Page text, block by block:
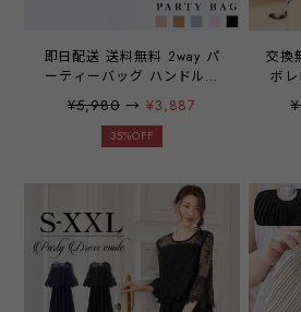
即日配送 送料無料 2way パ
ーティーバッグ ハンドルバ
ッグ クラッチバッグ ショル
ダーバッグ バッグ バック
大きめ クラッチ 化粧小物
結婚式 二次会 披露宴 謝恩
会 1.5次会 発表会 入学式
卒業式 入園式 卒園式 冠婚
葬祭 フォーマル サテン パ
ーティーアイテム 20代 30
代 40代 emile0221
¥5,980→ ¥3,887
35%OFF
交換
ボ
ーデ
ー
シ